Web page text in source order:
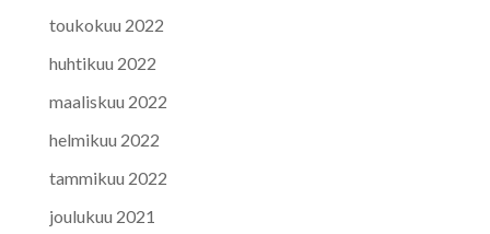
toukokuu 2022
huhtikuu 2022
maaliskuu 2022
helmikuu 2022
tammikuu 2022
joulukuu 2021